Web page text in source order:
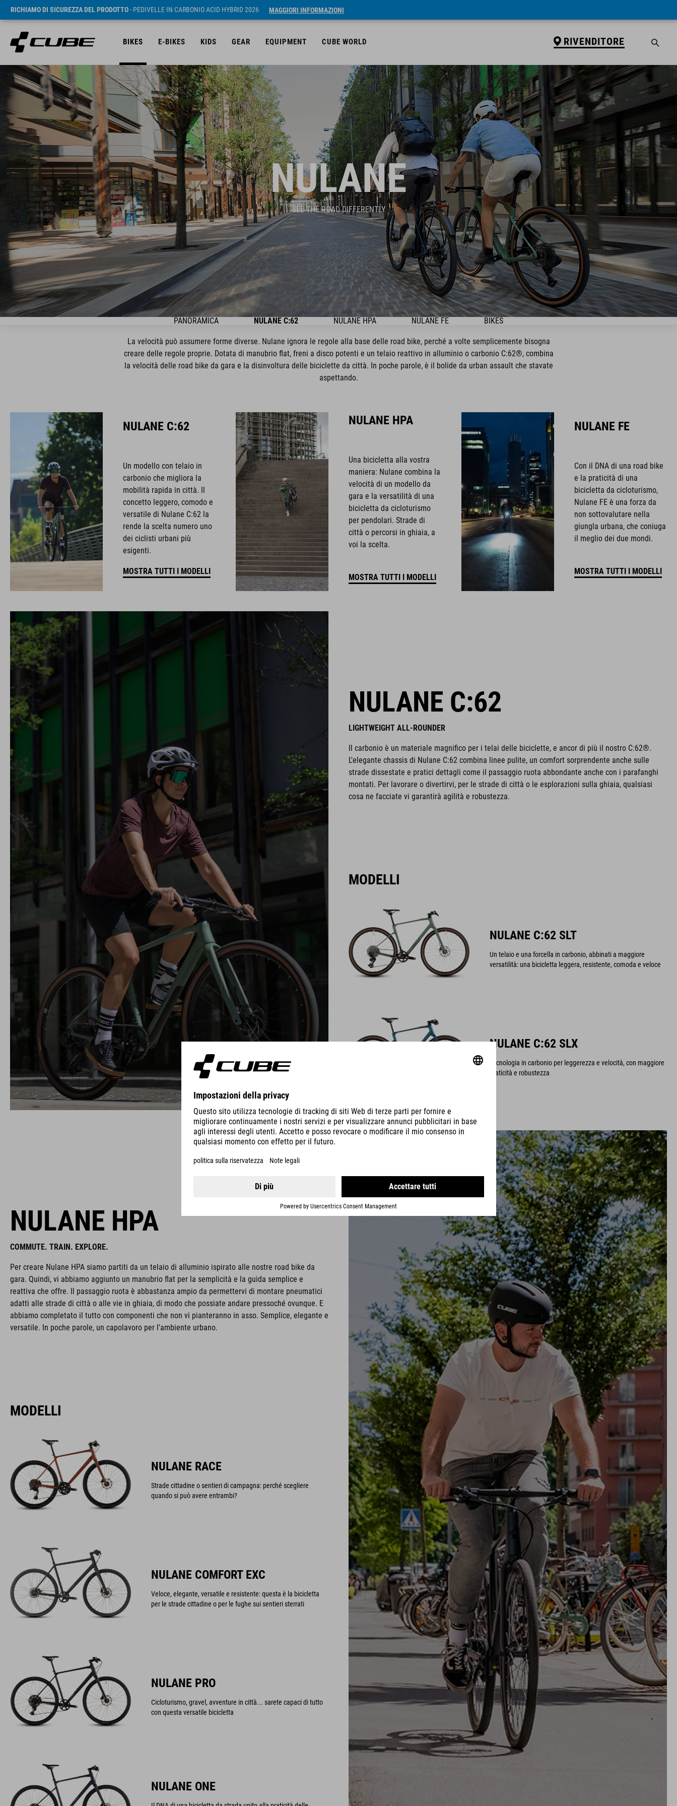
RICHIAMO DI SICUREZZA DEL PRODOTTO- PEDIVELLE IN CARBONIO ACID HYBRID 2026 MAGGIORI INFORMAZIONI
BIKES E-BIKES KIDS GEAR EQUIPMENT CUBE WORLD RIVENDITORE
NULANE
SEE THE ROAD DIFFERENTLY
PANORAMICA NULANE C:62 NULANE HPA NULANE FE BIKES
La velocità può assumere forme diverse. Nulane ignora le regole alla base delle road bike, perché a volte semplicemente bisogna
creare delle regole proprie. Dotata di manubrio flat, freni a disco potenti e un telaio reattivo in alluminio o carbonio C:62®, combina
la velocità delle road bike da gara e la disinvoltura delle biciclette da città. In poche parole, è il bolide da urban assault che stavate
aspettando.
NULANE C:62
Un modello con telaio in
carbonio che migliora la
mobilità rapida in città. Il
concetto leggero, comodo e
versatile di Nulane C:62 la
rende la scelta numero uno
dei ciclisti urbani più
esigenti.
MOSTRA TUTTI I MODELLI
NULANE HPA
Una bicicletta alla vostra
maniera: Nulane combina la
velocità di un modello da
gara e la versatilità di una
bicicletta da cicloturismo
per pendolari. Strade di
città o percorsi in ghiaia, a
voi la scelta.
MOSTRA TUTTI I MODELLI
NULANE FE
Con il DNA di una road bike
e la praticità di una
bicicletta da cicloturismo,
Nulane FE è una forza da
non sottovalutare nella
giungla urbana, che coniuga
il meglio dei due mondi.
MOSTRA TUTTI I MODELLI
NULANE C:62
LIGHTWEIGHT ALL-ROUNDER
Il carbonio è un materiale magnifico per i telai delle biciclette, e ancor di più il nostro C:62®.
L'elegante chassis di Nulane C:62 combina linee pulite, un comfort sorprendente anche sulle
strade dissestate e pratici dettagli come il passaggio ruota abbondante anche con i parafanghi
montati. Per lavorare o divertirvi, per le strade di città o le esplorazioni sulla ghiaia, qualsiasi
cosa ne facciate vi garantirà agilità e robustezza.
MODELLI
NULANE C:62 SLT
Un telaio e una forcella in carbonio, abbinati a maggiore
versatilità: una bicicletta leggera, resistente, comoda e veloce
NULANE C:62 SLX
Tecnologia in carbonio per leggerezza e velocità, con maggiore
praticità e robustezza
NULANE HPA
COMMUTE. TRAIN. EXPLORE.
Per creare Nulane HPA siamo partiti da un telaio di alluminio ispirato alle nostre road bike da
gara. Quindi, vi abbiamo aggiunto un manubrio flat per la semplicità e la guida semplice e
reattiva che offre. Il passaggio ruota è abbastanza ampio da permettervi di montare pneumatici
adatti alle strade di città o alle vie in ghiaia, di modo che possiate andare pressoché ovunque. E
abbiamo completato il tutto con componenti che non vi pianteranno in asso. Semplice, elegante e
versatile. In poche parole, un capolavoro per l'ambiente urbano.
MODELLI
NULANE RACE
Strade cittadine o sentieri di campagna: perché scegliere
quando si può avere entrambi?
NULANE COMFORT EXC
Veloce, elegante, versatile e resistente: questa è la bicicletta
per le strade cittadine o per le fughe sui sentieri sterrati
NULANE PRO
Cicloturismo, gravel, avventure in città... sarete capaci di tutto
con questa versatile bicicletta
NULANE ONE